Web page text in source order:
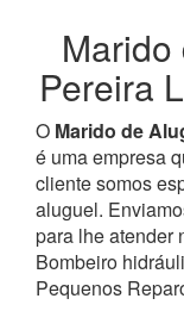
Pereira
O Marido de
é uma empresa
cliente somos
aluguel.
para lhe atender
Bombeiro
Pequenos